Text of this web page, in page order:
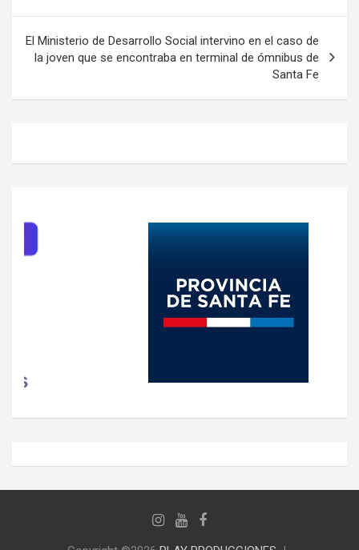
entradas
El Ministerio de Desarrollo Social intervino en el caso de
la joven que se encontraba en terminal de ómnibus de
Santa Fe